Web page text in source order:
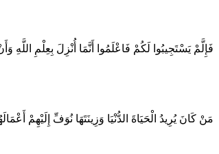
فَإِلَّمْ يَسْتَجِيبُوا لَكُمْ فَاعْلَمُوا أَنَّمَا أُنْزِلَ بِعِلْمِ اللَّهِ
مَنْ كَانَ يُرِيدُ الْحَيَاةَ الدُّنْيَا وَزِينَتَهَا نُوَفِّ إِلَيْهِمْ